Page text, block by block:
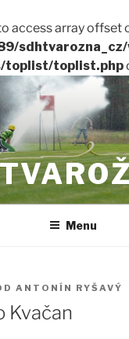
access array offset
sdhtvarozna_cz/
toplist/toplist.php
Menu
ANTONÍN RYŠAVÝ
Kvačan